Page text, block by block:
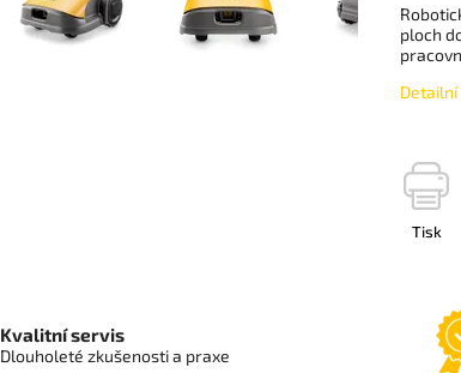
ploch
Tisk
Kvalitní servis
Dlouholeté zkušenosti a praxe